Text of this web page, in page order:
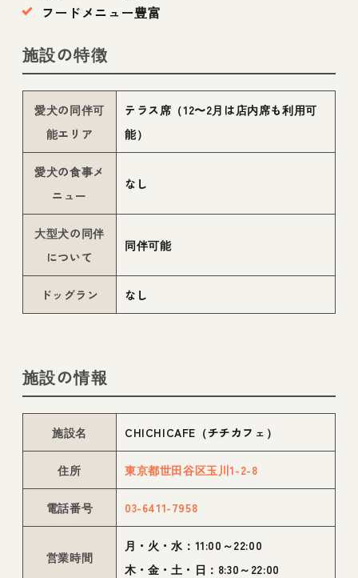
フードメニュー豊富
施設の特徴
愛犬の同伴可
能エリア
テラス席（12〜2月は店内席も利用可
能）
愛犬の食事メ
ニュー
なし
大型犬の同伴
について
同伴可能
ドッグラン なし
施設の情報
施設名 CHICHICAFE（チチカフェ）
住所 東京都世田谷区玉川1-2-8
電話番号 03-6411-7958
営業時間
月・火・水：11:00～22:00
木・金・土・日：8:30～22:00